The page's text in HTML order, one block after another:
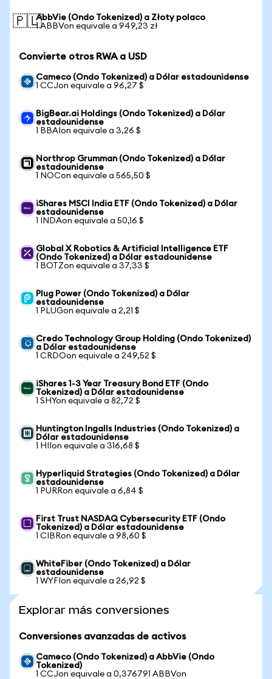
🇵🇱AbbVie (Ondo Tokenized) a Złoty polaco
1 ABBVon equivale a 949,23 zł
Convierte otros RWA a USD
Cameco (Ondo Tokenized) a Dólar estadounidense
1 CCJon equivale a 96,27 $
BigBear.ai Holdings (Ondo Tokenized) a Dólar
estadounidense
1 BBAIon equivale a 3,26 $
Northrop Grumman (Ondo Tokenized) a Dólar
estadounidense
1 NOCon equivale a 565,50 $
iShares MSCI India ETF (Ondo Tokenized) a Dólar
estadounidense
1 INDAon equivale a 50,16 $
Global X Robotics & Artificial Intelligence ETF
(Ondo Tokenized) a Dólar estadounidense
1 BOTZon equivale a 37,33 $
Plug Power (Ondo Tokenized) a Dólar
estadounidense
1 PLUGon equivale a 2,21 $
Credo Technology Group Holding (Ondo Tokenized)
a Dólar estadounidense
1 CRDOon equivale a 249,52 $
iShares 1-3 Year Treasury Bond ETF (Ondo
Tokenized) a Dólar estadounidense
1 SHYon equivale a 82,72 $
Huntington Ingalls Industries (Ondo Tokenized) a
Dólar estadounidense
1 HIIon equivale a 316,68 $
Hyperliquid Strategies (Ondo Tokenized) a Dólar
estadounidense
1 PURRon equivale a 6,84 $
First Trust NASDAQ Cybersecurity ETF (Ondo
Tokenized) a Dólar estadounidense
1 CIBRon equivale a 98,60 $
WhiteFiber (Ondo Tokenized) a Dólar
estadounidense
1 WYFIon equivale a 26,92 $
Explorar más conversiones
Conversiones avanzadas de activos
Cameco (Ondo Tokenized) a AbbVie (Ondo
Tokenized)
1 CCJon equivale a 0,376791 ABBVon